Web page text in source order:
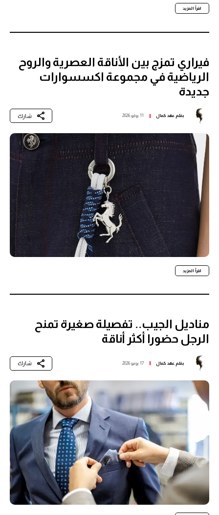
اقرأ المزيد
فيراري تمزج بين الأناقة العصرية والروح
الرياضية في مجموعة اكسسوارات
جديدة
بقلمعهد كمال 11 يوليو 2026 شارك
اقرأ المزيد
مناديل الجيب.. تفصيلة صغيرة تمنح
الرجل حضورا أكثر أناقة
بقلم عهد كمال 17 يونيو 2026 شارك